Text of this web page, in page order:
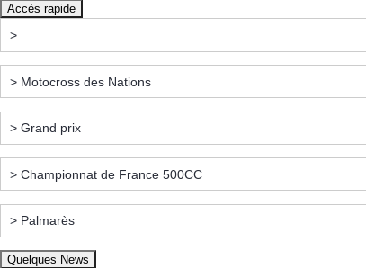
Accès rapide
Quelques News